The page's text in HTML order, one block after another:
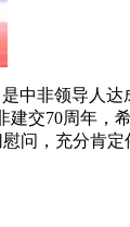
中非领导人
交70周年，
问，充分肯